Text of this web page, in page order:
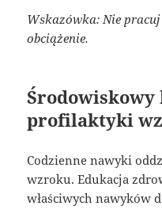
Wskazówka: Nie
obciążenie.
profilaktyki
Codzienne nawyki
wzroku. Edukacja
właściwych nawyków